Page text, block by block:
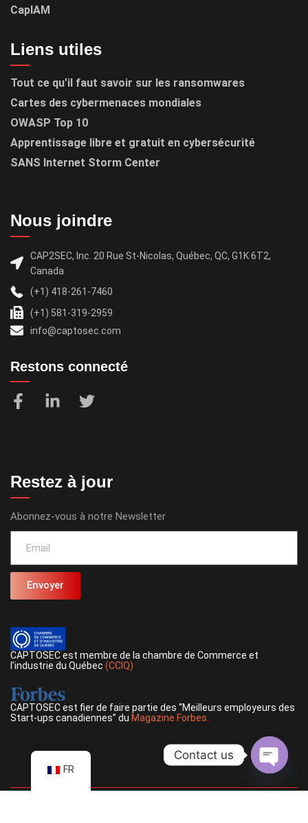
CapIAM
Liens utiles
Tout ce qu'il faut savoir sur les ransomwares
Cartes des cybermenaces mondiales
OWASP Top 10
Apprentissage libre et gratuit en cybersécurité
SANS Internet Storm Center
Nous joindre
CAP2SEC, Inc. 20 Rue St-Nicolas, Québec, QC, G1K 6T2,
Canada
(+1) 418-261-7460
(+1) 581-319-2959
info@captosec.com
Restons connecté
Restez à jour
Abonnez-vous à notre Newsletter
Envoyer
CAPTOSEC est membre de la chambre de Commerce et
l’industrie du Québec (CCIQ)
CAPTOSEC est fier de faire partie des “Meilleurs employeurs des
Start-ups canadiennes” du Magazine Forbes.
FR
Contact us
Open